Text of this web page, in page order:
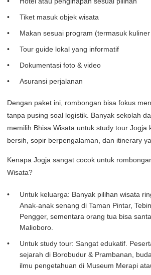
Tiket masuk objek wisata
Makan sesuai program (termasuk
Tour guide lokal yang informatif
Dokumentasi foto & video
Asuransi perjalanan
Dengan paket ini, rombongan bisa fokus
tanpa pusing soal logistik. Banyak sekolah
memilih Bhisa Wisata untuk study tour Jogja
bersih, sopir berpengalaman, dan itinerary
Kenapa Jogja sangat cocok untuk
Wisata?
Untuk keluarga: Banyak pilihan wisata
Anak-anak senang di Taman Pintar,
Pengger, sementara orang tua bisa
Malioboro.
Untuk study tour: Sangat edukatif.
sejarah di Borobudur & Prambanan,
ilmu pengetahuan di Museum Merapi